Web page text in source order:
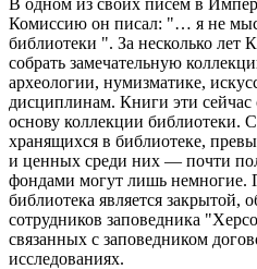
Комиссию он писал: "… я не
библиотеки ". За несколько лет
собрать замечательную
археологии, нумизматике,
дисциплинам. Книги эти
основу коллекции библиотеки.
хранящихся в библиотеке,
и ценных среди них — почти
фондами могут лишь немногие.
библиотека является закрытой,
сотрудников заповедника
связанных с заповедником
исследованиях.